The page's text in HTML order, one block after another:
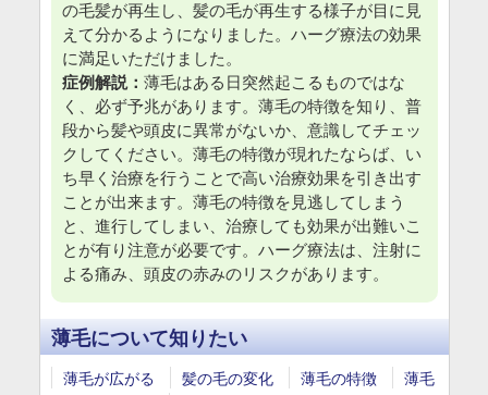
の毛髪が再生し、髪の毛が再生する様子が目に見
えて分かるようになりました。ハーグ療法の効果
に満足いただけました。
症例解説： 薄毛はある日突然起こるものではな
く、必ず予兆があります。薄毛の特徴を知り、普
段から髪や頭皮に異常がないか、意識してチェッ
クしてください。薄毛の特徴が現れたならば、い
ち早く治療を行うことで高い治療効果を引き出す
ことが出来ます。薄毛の特徴を見逃してしまう
と、進行してしまい、治療しても効果が出難いこ
とが有り注意が必要です。ハーグ療法は、注射に
よる痛み、頭皮の赤みのリスクがあります。
薄毛について知りたい
薄毛が広がる 髪の毛の変化 薄毛の特徴
薄毛